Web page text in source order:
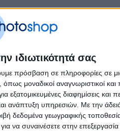
ιδιωτικότητά σας
πρόσβαση σε πληροφορίες σε
μοναδικοί αναγνωριστικοί
διαφημίσεις και
ανάπτυξη υπηρεσιών. Με την
δεδομένα γεωγραφικής
να συναινέσετε στην